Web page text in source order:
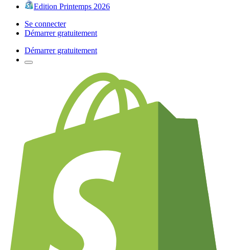
Edition Printemps 2026
Se connecter
Démarrer gratuitement
Démarrer gratuitement